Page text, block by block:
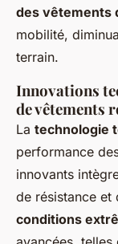
des vêtements
mobilité,
terrain.
Innovations
de vêtements
La technologie
performance
innovants
de résistance
conditions